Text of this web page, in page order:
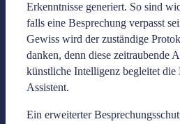
Erkenntnisse generiert. So sind
falls eine Besprechung verpasst
Gewiss wird der zuständige
danken, denn diese zeitraubende
künstliche Intelligenz begleitet
Assistent.
Ein erweiterter